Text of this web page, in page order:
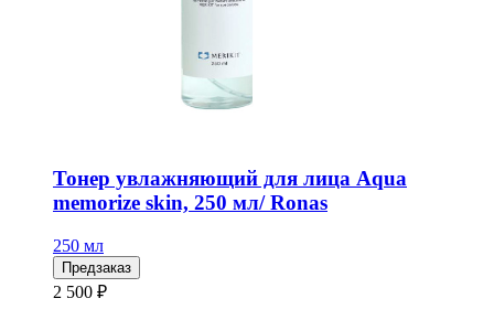
Тонер увлажняющий для лица Aqua
memorize skin, 250 мл/ Ronas
250 мл
Предзаказ
2 500 ₽